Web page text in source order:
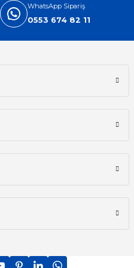
WhatsApp Sipariş
0553 674 82 11